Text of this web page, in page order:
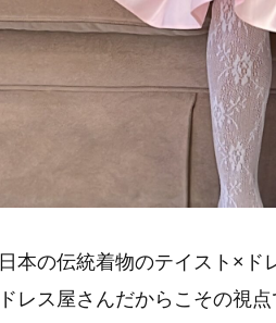
日本の伝統着物のテイスト×ド
ドレス屋さんだからこその視